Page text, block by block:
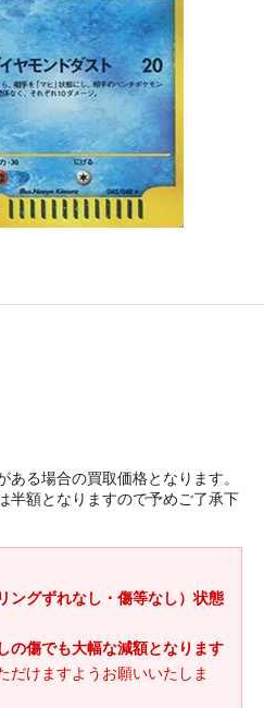
ある場合の買取価格となります。
半額となりますので予めご了承下
ングずれなし・傷等なし）状態
の傷でも大幅な減額となります
だけますようお願いいたしま